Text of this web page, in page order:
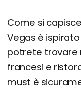
Come si
Vegas è
potrete trovare
francesi e
must è